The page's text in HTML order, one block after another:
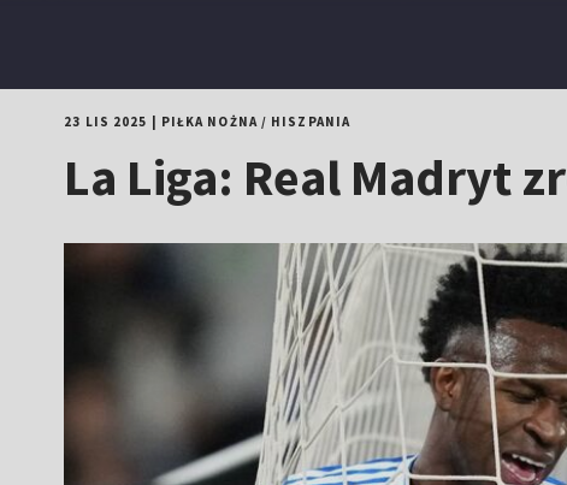
23 LIS 2025 PIŁKA NOŻNA/ HISZPANIA
La Liga: Real Madryt